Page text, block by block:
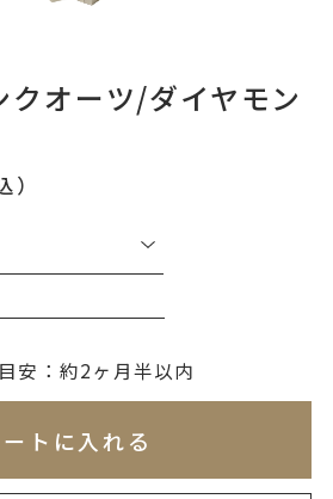
クオーツ/ダイヤモン
）
いて)※必ず選択ください
安：約2ヶ月半以内
ートに入れる